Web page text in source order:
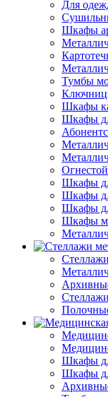
Для
Шкафы
Тумбы
Шкафы
Шкафы
Шкафы
Шкафы
Шкафы
Шкафы
Шкафы
Шкафы